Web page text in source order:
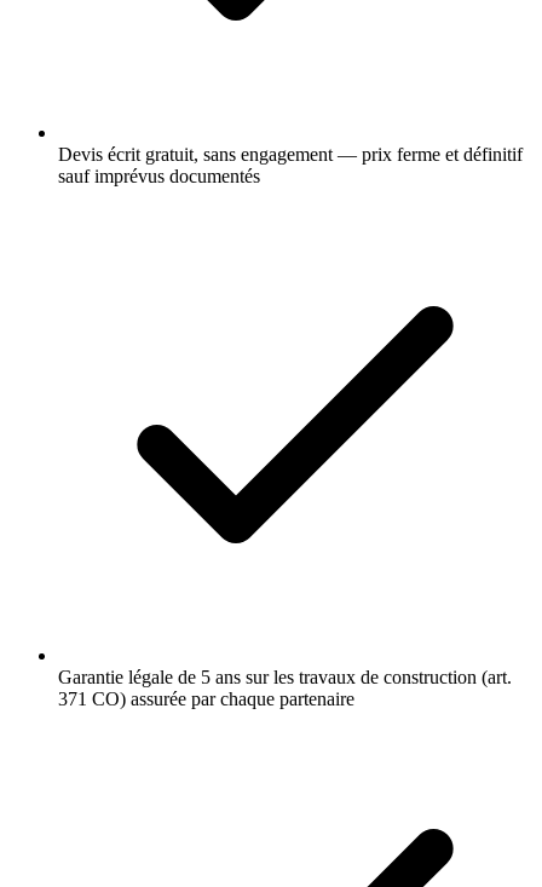
Devis écrit gratuit, sans engagement — prix ferme et définitif
sauf imprévus documentés
Garantie légale de 5 ans sur les travaux de construction (art.
371 CO) assurée par chaque partenaire